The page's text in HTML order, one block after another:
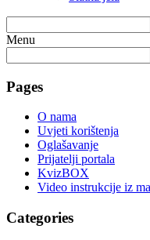
Menu
Pages
O nama
Uvjeti korištenja
Oglašavanje
Prijatelji portala
KvizBOX
Video instrukcije iz
Categories